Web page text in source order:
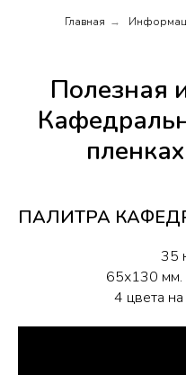
Главная →
Полезная
ПАЛИТРА
35
65х130 мм.
4 цвета